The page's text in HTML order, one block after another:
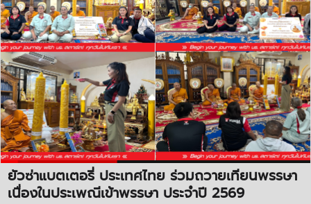
ยัวซ่าแบตเตอรี่ ประเทศไทย ร่วมถวายเทียนพรรษา
เนื่องในประเพณีเข้าพรรษา ประจำปี 2569